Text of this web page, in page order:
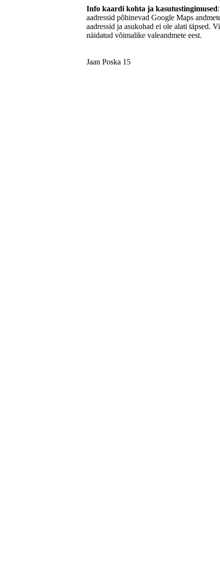
Info kaardi kohta ja kasutustingimused
aadressid põhinevad Google Maps
aadressid ja asukohad ei ole alati täpsed.
näidatud võimalike valeandmete eest.
Jaan Poska 15